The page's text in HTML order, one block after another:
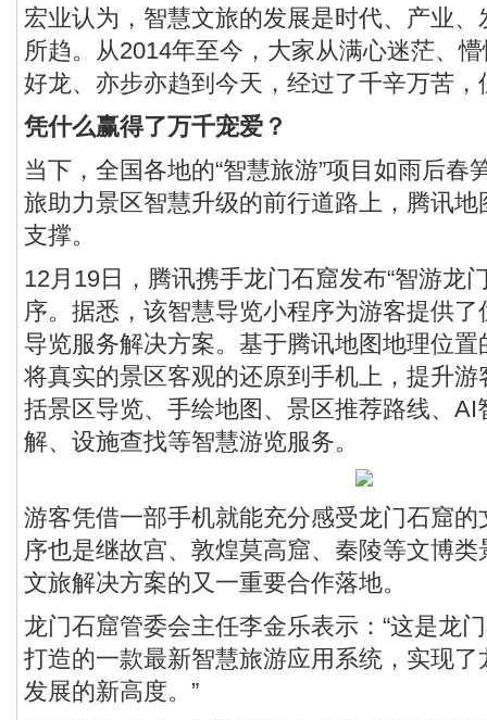
宏业认为，智慧文旅的发展是时代、产业
所趋。从2014年至今，大家从满心迷茫、
好龙、亦步亦趋到今天，经过了千辛万苦，
凭什么赢得了万千宠爱？
当下，全国各地的“智慧旅游”项目如雨后春
旅助力景区智慧升级的前行道路上，腾讯
支撑。
12月19日，腾讯携手龙门石窟发布“智游龙
序。据悉，该智慧导览小程序为游客提供
导览服务解决方案。基于腾讯地图地理位
将真实的景区客观的还原到手机上，提升
括景区导览、手绘地图、景区推荐路线、AI
解、设施查找等智慧游览服务。
游客凭借一部手机就能充分感受龙门石窟
序也是继故宫、敦煌莫高窟、秦陵等文博
文旅解决方案的又一重要合作落地。
龙门石窟管委会主任李金乐表示：“这是龙
打造的一款最新智慧旅游应用系统，实现
发展的新高度。”